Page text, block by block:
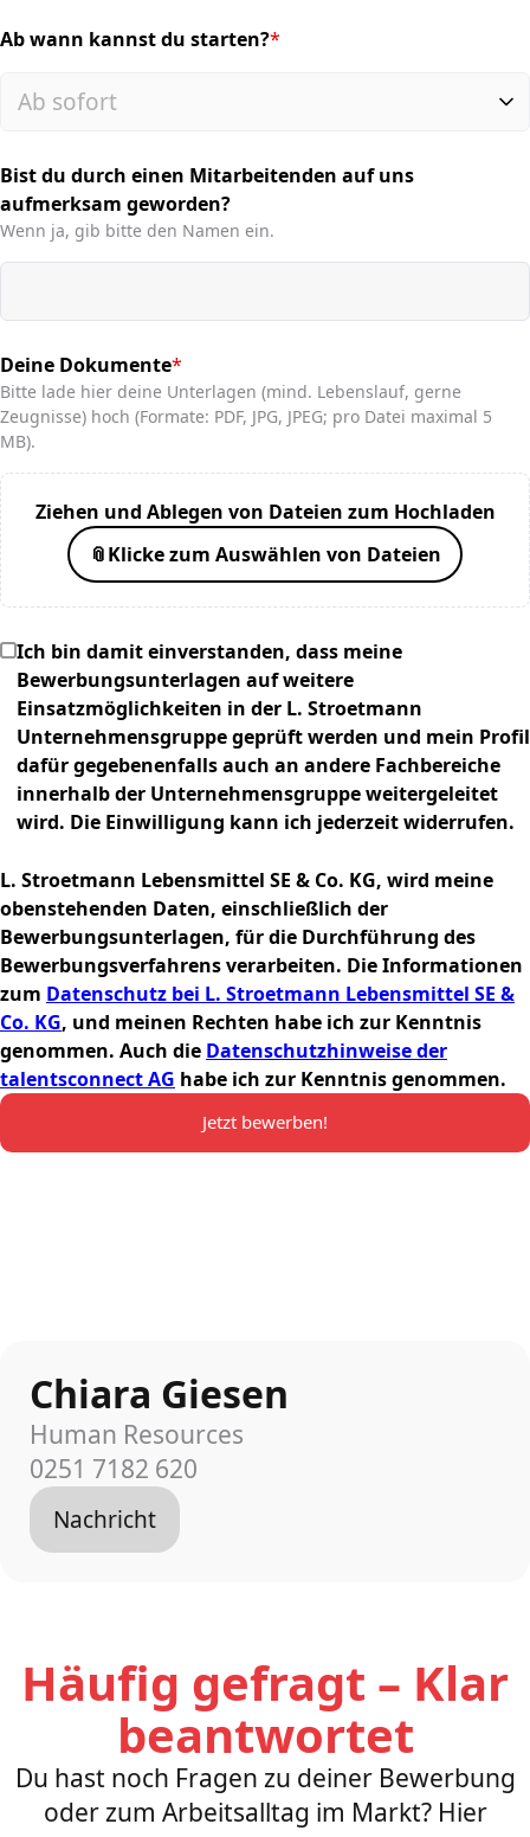
Ab wann kannst du starten?*
(required)
Bist du durch einen Mitarbeitenden auf uns
aufmerksam geworden?
Wenn ja, gib bitte den Namen ein.
Deine Dokumente*
(required)
Bitte lade hier deine Unterlagen (mind. Lebenslauf, gerne
Zeugnisse) hoch (Formate: PDF, JPG, JPEG; pro Datei maximal 5
MB).
Ziehen und Ablegen von Dateien zum Hochladen
📎Klicke zum Auswählen von Dateien
Ich bin damit einverstanden, dass meine
Bewerbungsunterlagen auf weitere
Einsatzmöglichkeiten in der L. Stroetmann
Unternehmensgruppe geprüft werden und mein Profil
dafür gegebenenfalls auch an andere Fachbereiche
innerhalb der Unternehmensgruppe weitergeleitet
wird. Die Einwilligung kann ich jederzeit widerrufen.
L. Stroetmann Lebensmittel SE & Co. KG, wird meine
obenstehenden Daten, einschließlich der
Bewerbungsunterlagen, für die Durchführung des
Bewerbungsverfahrens verarbeiten. Die Informationen
zum Datenschutz bei L. Stroetmann Lebensmittel SE &
Co. KG, und meinen Rechten habe ich zur Kenntnis
genommen. Auch die Datenschutzhinweise der
talentsconnect AG habe ich zur Kenntnis genommen.
Jetzt bewerben!
Chiara Giesen
Human Resources
0251 7182 620
Nachricht
Häufig gefragt – Klar
beantwortet
Du hast noch Fragen zu deiner Bewerbung
oder zum Arbeitsalltag im Markt? Hier